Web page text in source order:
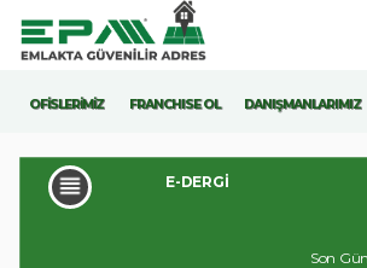
OFİSLERİMİZ FRANCHISE OL DANIŞMANLARIMIZ
E-DERGİ
Son